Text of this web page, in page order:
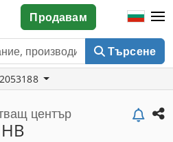
Търсене
Продавам
център